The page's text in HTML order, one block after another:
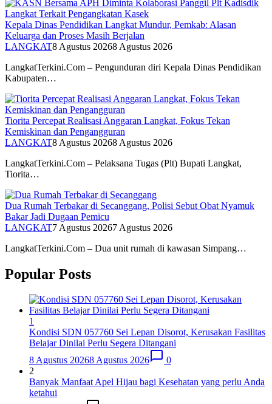
Kepala Dinas Pendidikan Langkat Mundur, Pemkab: Alasan
Keluarga dan Proses Masih Berjalan
LANGKAT8 Agustus 20268 Agustus 2026
LangkatTerkini.Com – Pengunduran diri Kepala Dinas Pendidikan
Kabupaten…
Tiorita Percepat Realisasi Anggaran Langkat, Fokus Tekan
Kemiskinan dan Pengangguran
LANGKAT8 Agustus 20268 Agustus 2026
LangkatTerkini.Com – Pelaksana Tugas (Plt) Bupati Langkat,
Tiorita…
Dua Rumah Terbakar di Secanggang, Polisi Sebut Obat Nyamuk
Bakar Jadi Dugaan Pemicu
LANGKAT7 Agustus 20267 Agustus 2026
LangkatTerkini.Com – Dua unit rumah di kawasan Simpang…
Popular Posts
1
Kondisi SDN 057760 Sei Lepan Disorot, Kerusakan Fasilitas
Belajar Dinilai Perlu Segera Ditangani
8 Agustus 20268 Agustus 2026
0
2
Banyak Manfaat Apel Hijau bagi Kesehatan yang perlu Anda
ketahui